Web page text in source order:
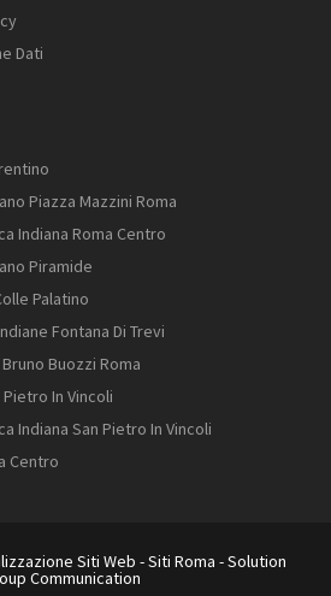
Dati
Piazza Mazzini Roma
Indiana Roma Centro
Piramide
Palatino
Fontana Di Trevi
Buozzi Roma
In Vincoli
Indiana San Pietro In Vincoli
Centro
Siti Web -Siti Roma -Solution
Communication